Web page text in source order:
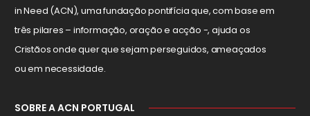
in Need (ACN), uma fundação pontifícia que, com base em
três pilares – informação, oração e acção -, ajuda os
Cristãos onde quer que sejam perseguidos, ameaçados
ou em necessidade.
SOBRE A ACN PORTUGAL